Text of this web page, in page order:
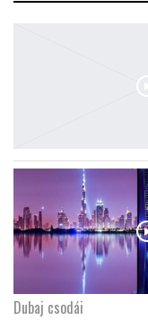
Dubaj csodái